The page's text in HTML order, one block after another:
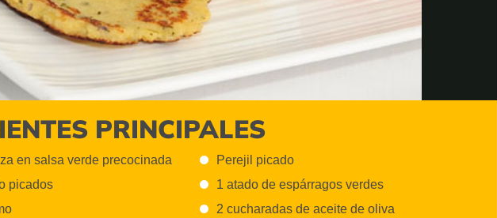
PRINCIPALES
en salsa verde precocinada
picados
Perejil picado
1 atado de espárragos verdes
2 cucharadas de aceite de oliva